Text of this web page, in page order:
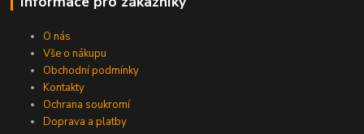
O nás
Vše o nákupu
Obchodní podmínky
Kontakty
Ochrana soukromí
Doprava a platby